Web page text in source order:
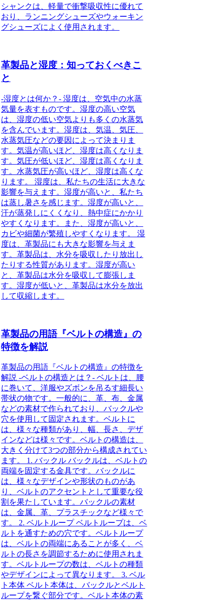
シャンクは、軽量で衝撃吸収性に優れて
おり、ランニングシューズやウォーキン
グシューズによく使用されます。
革製品と湿度：知っておくべきこ
と
-湿度とは何か？- 湿度は、空気中の水蒸
気量を表すものです。湿度の高い空気
は、湿度の低い空気よりも多くの水蒸気
を含んでいます。湿度は、気温、気圧、
水蒸気圧などの要因によって決まりま
す。気温が高いほど、湿度は高くなりま
す。気圧が低いほど、湿度は高くなりま
す。水蒸気圧が高いほど、湿度は高くな
ります。 湿度は、私たちの生活に大きな
影響を与えます。湿度が高いと、私たち
は蒸し暑さを感じます。湿度が高いと、
汗が蒸発しにくくなり、熱中症にかかり
やすくなります。また、湿度が高いと、
カビや細菌が繁殖しやすくなります。 湿
度は、革製品にも大きな影響を与えま
す。革製品は、水分を吸収したり放出し
たりする性質があります。湿度が高い
と、革製品は水分を吸収して膨張しま
す。湿度が低いと、革製品は水分を放出
して収縮します。
革製品の用語『ベルトの構造』の
特徴を解説
革製品の用語『ベルトの構造』の特徴を
解説 -ベルトの構造とは？- ベルトは、腰
に巻いて、洋服やズボンを吊るす細長い
帯状の物です。一般的に、革、布、金属
などの素材で作られており、バックルや
穴を使用して固定されます。ベルトに
は、様々な種類があり、幅、長さ、デザ
インなどは様々です。ベルトの構造は、
大きく分けて3つの部分から構成されてい
ます。 1. バックル バックルは、ベルトの
両端を固定する金具です。バックルに
は、様々なデザインや形状のものがあ
り、ベルトのアクセントとして重要な役
割を果たしています。バックルの素材
は、金属、革、プラスチックなど様々で
す。 2. ベルトループ ベルトループは、ベ
ルトを通すための穴です。ベルトループ
は、ベルトの両端にあることが多く、ベ
ルトの長さを調節するために使用されま
す。ベルトループの数は、ベルトの種類
やデザインによって異なります。 3. ベル
ト本体 ベルト本体は、バックルとベルト
ループを繋ぐ部分です。ベルト本体の素